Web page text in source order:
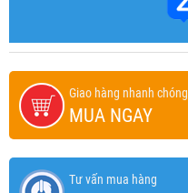
Giao hàng nhanh chóng
MUA NGAY
Tư vấn mua hàng